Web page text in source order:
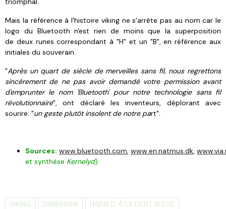
Mais la référence à l'histoire viking ne s'arrête pas au nom car le
logo du Bluetooth n'est rien de moins que la superposition
de deux runes correspondant à "H" et un "B", en référence aux
initiales du souverain.
"Après un quart de siècle de merveilles sans fil, nous regrettons
sincèrement de ne pas avoir demandé votre permission avant
d'emprunter le nom 'Bluetooth' pour notre technologie sans fil
révolutionnaire", ont déclaré les inventeurs, déplorant avec
sourire: "un geste plutôt insolent de notre part".
Sources: www.bluetooth.com www.en.natmus.dk
et synthèse Kernelyd)
VIKING DANEMARK
HARALD À LA DENT BLEUE